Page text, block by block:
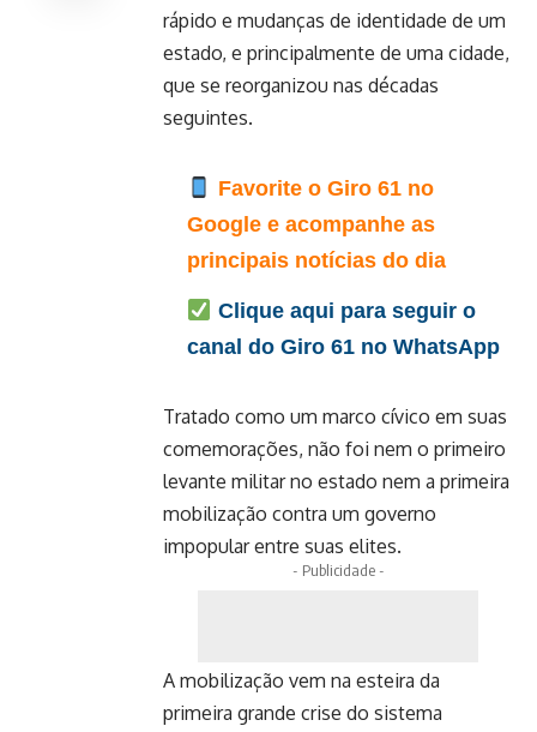
rápido e mudanças de identidade de um
estado, e principalmente de uma cidade,
que se reorganizou nas décadas
seguintes.
Favorite o Giro 61 no
Google e acompanhe as
principais notícias do dia
Clique aqui para seguir o
canal do Giro 61 no WhatsApp
Tratado como um marco cívico em suas
comemorações, não foi nem o primeiro
levante militar no estado nem a primeira
mobilização contra um governo
impopular entre suas elites.
- Publicidade -
A mobilização vem na esteira da
primeira grande crise do sistema